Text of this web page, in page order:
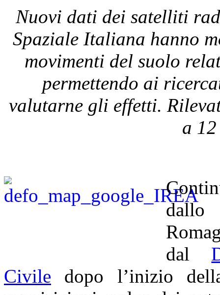
Nuovi dati dei satelliti
Spaziale Italiana hanno
movimenti del suolo
permettendo ai
valutarne gli effetti.
a
dallo
dal
Civile dopo l’inizio